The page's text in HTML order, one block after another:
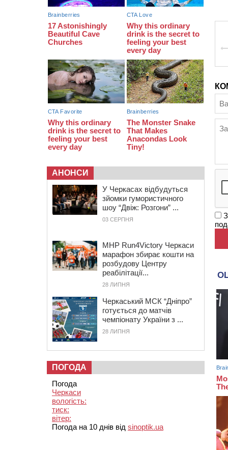
навчальних закладів (ФОТОФАКТ)
15:39 На честь загиблого захисника і
чемпіона світу в Черкасах відкрили
спортивно-реабілітаційний центр
АНОНСИ
У Черкасах відбудуться
зйомки гумористичного
шоу “Двіж: Розгони” ...
03 СЕРПНЯ
MHP Run4Victory Черкаси
марафон збирає кошти на
розбудову Центру
реабілітації...
28 ЛИПНЯ
Черкаський МСК “Дніпро”
готується до матчів
чемпіонату України з ...
28 ЛИПНЯ
ПОГОДА
Погода
Черкаси
вологість:
тиск:
вітер:
Погода на 10 днів від sinoptik.ua